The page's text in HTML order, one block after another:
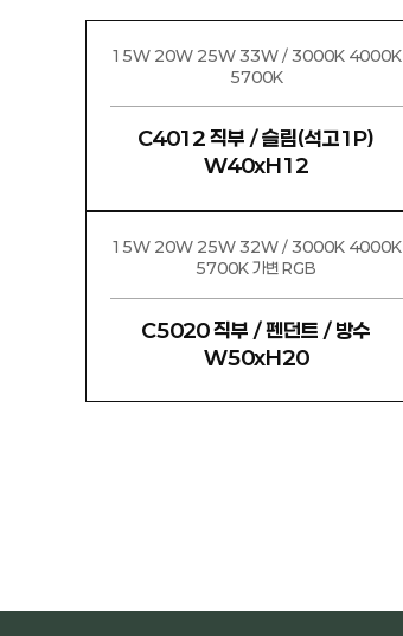
15W 20W 25W 33W / 3000K 4000K
5700K
C4012 직부 / 슬림(석고1P)
W40xH12
15W 20W 25W 32W / 3000K 4000K
5700K 가변 RGB
C5020 직부 / 펜던트 / 방수
W50xH20